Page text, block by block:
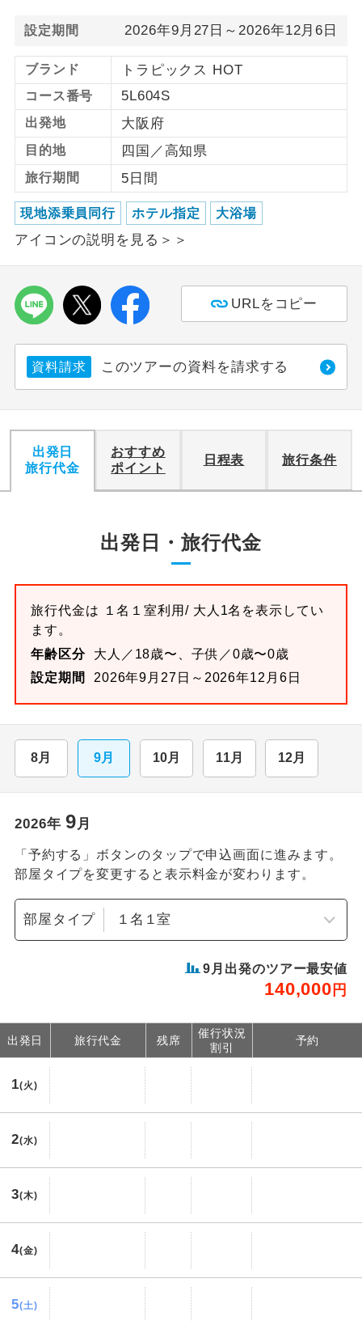
設定期間 2026年9月27日～2026年12月6日
ブランド トラピックス HOT
コース番号 5L604S
出発地 大阪府
目的地 四国／高知県
旅行期間 5日間
現地添乗員同行 ホテル指定 大浴場
アイコンの説明を見る＞＞
URLをコピー
資料請求 このツアーの資料を請求する
出発日
旅行代金
おすすめ
ポイント
日程表 旅行条件
出発日・旅行代金
旅行代金は １名１室利用/ 大人1名を表示してい
ます。
年齢区分
大人／18歳〜、子供／0歳〜0歳
設定期間
2026年9月27日～2026年12月6日
8月 9月 10月 11月 12月
2026年 9月
「予約する」ボタンのタップで申込画面に進みます。
部屋タイプを変更すると表示料金が変わります。
部屋タイプ
9 月出発のツアー最安値
140,000 円
出発日 旅行代金 残席
催行状況
割引
予約
1(火)
2(水)
3(木)
4(金)
5(土)
1名様1室同代
金
1名様1室利用でも追加料金がかからない
コースです。
ご夫婦限定
ご夫婦限定でご参加いただけるコースで
す。
女性限定
女性限定でご参加いただけるコースで
す。
年齢制限あり
ご参加にあたり年齢に制限があるコース
です。
利用航空会社が指定なので、ご出発の計
画にとても便利です。
ホテル指定
ご紹介するホテルを指定したコースで
おひとり様バ
おひとり様でバス席を2席利⽤できま
す。